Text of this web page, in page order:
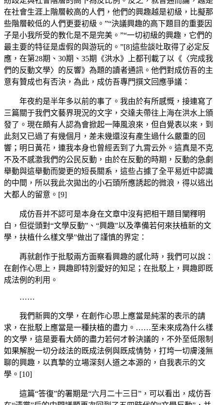
在社會生涯上階層較高的人們，他們的興趣越是初級，比擬那
些階層較低的人們更要初級。”“決議興趣的高下題目的重要因
子是小我所受的教化是不是完美。”“一切初級的興趣，它們的
最主要的特征是虛假的與游玩的。”[8]這些談吐取得了必定反
應，在第28期、30期、35期《洪水》上都刊載了以《〈完成我
們的反動文學〉的反響》為題的讀者通訊。他們對成仿吾的主
意有贊成也有否決，為此，成仿吾專門撰文回應爭議：
年夜約是半年多以前的事了。我由於有所感慨，接連寫了
三篇關于我們文藝界現況的文字，交達夫帶往上海在洪水上頒
發了。現在頗有人認為會掀起一陣風浪來，但自覺表以來，到
此刻又已過了有幾個月，差未幾還沒有產生過什么嚴重的回
響；明日黃花，連我本身也曾經丟到了九霄云外。這真是不克
不及不感激我們的公民反動，由於在反動的時期，反動的急劇
舉動與這舉動而變更的短長關系，這些占據了全平易近中認識
的中間，所以我此次拋出的小石頭所應誘起的微浪，得以逃出
大都人的留意。[9]
成仿吾并不認可是本身在文章中沒有把相干題目闡釋明
白，但從頭對“文學反動”、“興趣”以及準備若何來扶植新的文
學，扶植什么樣文學”做出了謹慎的界定：
再就創作于批駁兩方面察看興趣的感化時，我們可以說：
在創作心思上，興趣即特別愛好的知足；在批駁上，興趣即既
成法例的利用。
……
我們新興的文學，在創作心思上應當是純潔的表示的請
求，在批駁上應當是一種扶植的盡力。……至未來成為什么樣
的文學，這是要看大師的盡力若何才幹決議的，不外至低限制
如果解脫一切分歧法的既成法例與既成情勢，打垮一切膚淺無
聊的興趣，以真摯的立場深刻人道之本源的，自我表示的文
學。[10]
這篇“答復”的署期是“六月二十三日”，可以看出，成仿吾